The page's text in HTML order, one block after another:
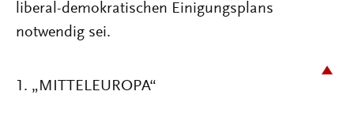
liberal-demokratischen Einigungsplans
notwendig sei.
1. „MITTELEUROPA“